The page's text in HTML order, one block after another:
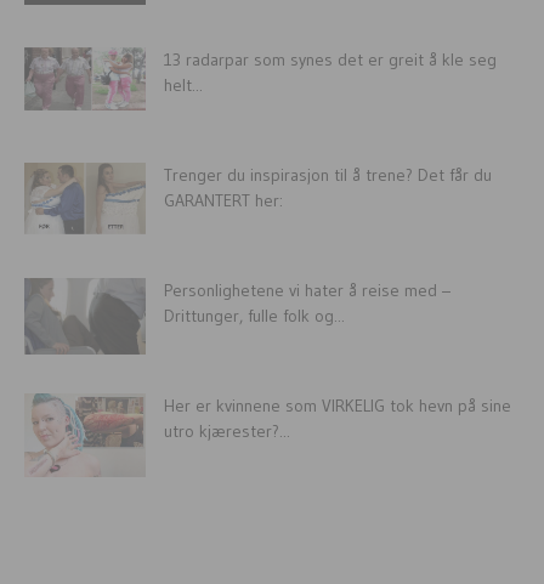
13 radarpar som synes det er greit å kle seg
helt...
Trenger du inspirasjon til å trene? Det får du
GARANTERT her:
Personlighetene vi hater å reise med –
Drittunger, fulle folk og...
Her er kvinnene som VIRKELIG tok hevn på sine
utro kjærester?...